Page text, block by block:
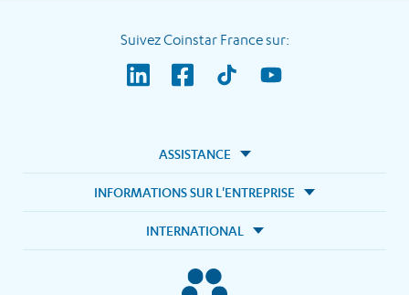
Suivez Coinstar France sur:
ASSISTANCE
INFORMATIONS SUR L'ENTREPRISE
INTERNATIONAL